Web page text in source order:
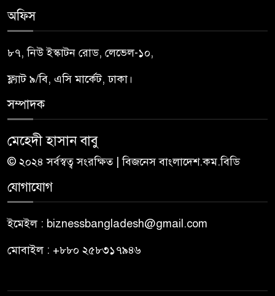
অফিস
৮৭, নিউ ইস্কাটন রোড, লেভেল-১০,
ফ্ল্যাট ৯/বি, এসি মার্কেট, ঢাকা।
সম্পাদক
মেহেদী হাসান বাবু
© ২০২৪ সর্বস্বত্ব সংরক্ষিত | বিজনেস বাংলাদেশ.কম.বিডি
যোগাযোগ
ইমেইল : biznessbangladesh@gmail.com
মোবাইল : +৮৮০ ২৫৮৩১৭৯৪৬